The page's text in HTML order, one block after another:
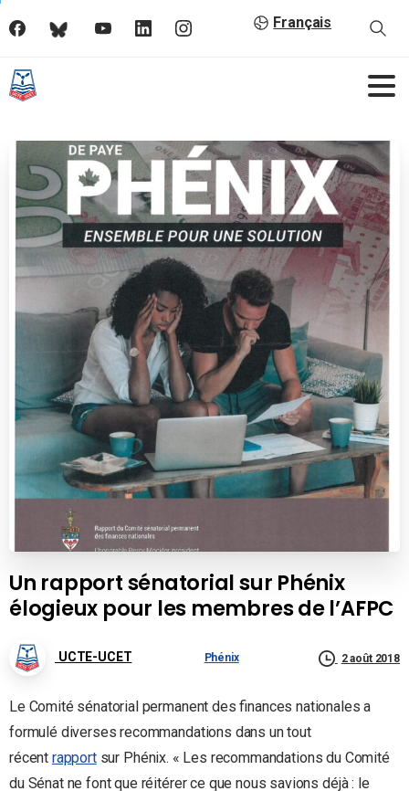
Français
Un rapport sénatorial sur Phénix
élogieux pour les membres de l’AFPC
UCTE-UCET Phénix 2 août 2018
Le Comité sénatorial permanent des finances nationales a
formulé diverses recommandations dans un tout
récent rapportsur Phénix. « Les recommandations du Comité
du Sénat ne font que réitérer ce que nous savions déjà : le